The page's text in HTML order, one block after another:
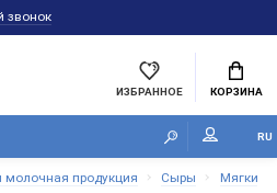
звонок
ИЗБРАННОЕ КОРЗИНА
RU
молочная продукция Сыры Мягкие